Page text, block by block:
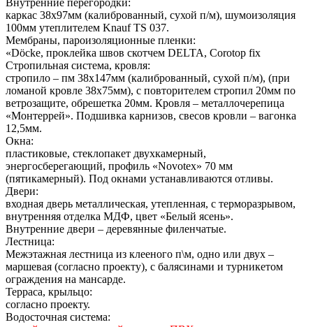
Внутренние перегородки:
каркас 38х97мм (калиброванный, сухой п/м), шумоизоляция
100мм утеплителем Knauf TS 037.
Мембраны, пароизоляционные пленки:
«Döcke, проклейка швов скотчем DELTA, Сorotop fix
Стропильная система, кровля:
стропило – пм 38х147мм (калиброванный, сухой п/м), (при
ломаной кровле 38х75мм), с повторителем стропил 20мм по
ветрозащите, обрешетка 20мм. Кровля – металлочерепица
«Монтеррей». Подшивка карнизов, свесов кровли – вагонка
12,5мм.
Окна:
пластиковые, стеклопакет двухкамерный,
энергосберегающий, профиль «Novotex» 70 мм
(пятикамерный). Под окнами устанавливаются отливы.
Двери:
входная дверь металлическая, утепленная, с терморазрывом,
внутренняя отделка МДФ, цвет «Белый ясень».
Внутренние двери – деревянные филенчатые.
Лестница:
Межэтажная лестница из клееного п\м, одно или двух –
маршевая (согласно проекту), с балясинами и турникетом
ограждения на мансарде.
Терраса, крыльцо:
согласно проекту.
Водосточная система: